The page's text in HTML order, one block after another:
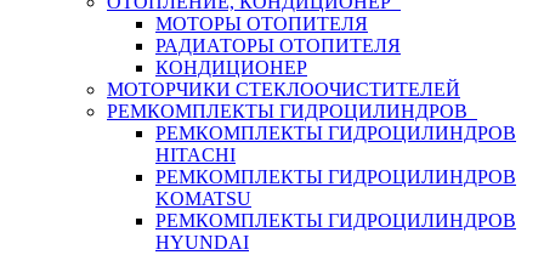
МОТОРЫ ОТОПИТЕЛЯ
РАДИАТОРЫ ОТОПИТЕЛЯ
КОНДИЦИОНЕР
МОТОРЧИКИ СТЕКЛООЧИСТИТЕЛЕЙ
РЕМКОМПЛЕКТЫ ГИДРОЦИЛИНДРОВ
РЕМКОМПЛЕКТЫ ГИДРОЦИЛИНДРОВ
HITACHI
РЕМКОМПЛЕКТЫ ГИДРОЦИЛИНДРОВ
KOMATSU
РЕМКОМПЛЕКТЫ ГИДРОЦИЛИНДРОВ
HYUNDAI